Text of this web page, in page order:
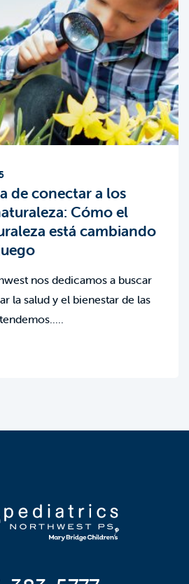
de conectar a los
Cómo el
está cambiando
nos dedicamos a buscar
la salud y el bienestar de las